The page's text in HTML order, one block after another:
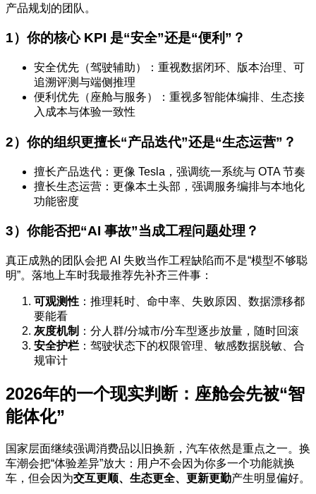
产品规划的团队。
1）你的核心 KPI 是“安全”还是“便利”？
安全优先（驾驶辅助）：重视数据闭环、版本治理、可
追溯评测与端侧推理
便利优先（座舱与服务）：重视多智能体编排、生态接
入成本与体验一致性
2）你的组织更擅长“产品迭代”还是“生态运营”？
擅长产品迭代：更像 Tesla，强调统一系统与 OTA 节奏
擅长生态运营：更像本土头部，强调服务编排与本地化
功能密度
3）你能否把“AI 事故”当成工程问题处理？
真正成熟的团队会把 AI 失败当作工程缺陷而不是“模型不够聪
明”。落地上车时我最推荐先补齐三件事：
可观测性 ：推理耗时、命中率、失败原因、数据漂移都
要能看
灰度机制 ：分人群/分城市/分车型逐步放量，随时回滚
安全护栏 ：驾驶状态下的权限管理、敏感数据脱敏、合
规审计
2026年的一个现实判断：座舱会先被“智
能体化”
国家层面继续强调消费品以旧换新，汽车依然是重点之一。换
车潮会把“体验差异”放大：用户不会因为你多一个功能就换
车，但会因为交互更顺、生态更全、更新更勤产生明显偏好。